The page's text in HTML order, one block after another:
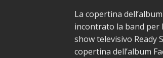
La copertina
incontrato la band per
show televisivo Ready
copertina dell’album